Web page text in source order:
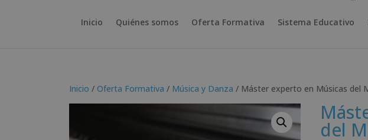
Inicio Quiénes somos Oferta Formativa Sistema Educativo
Inicio / Oferta Formativa / Música y Danza / Máster experto en Músicas del
del